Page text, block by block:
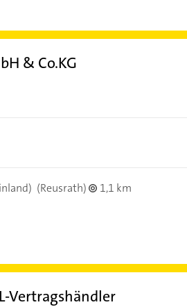
& Co.KG
(Reusrath)
1,1 km
Vertragshändler